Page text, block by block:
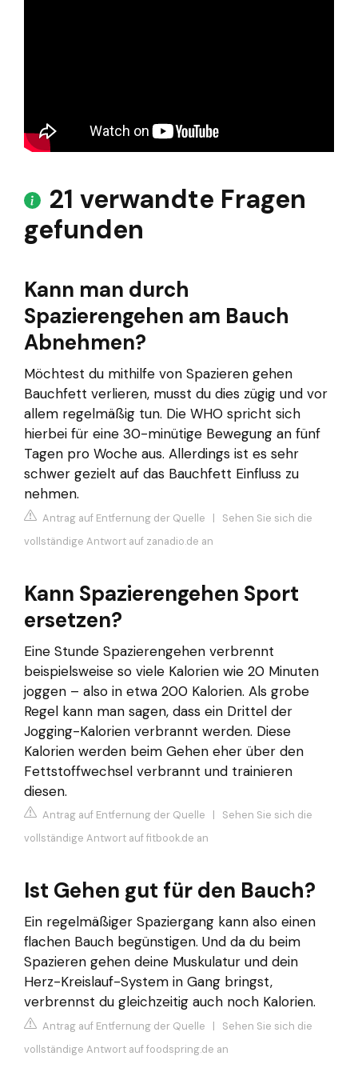
21 verwandte Fragen
gefunden
Kann man durch
Spazierengehen am Bauch
Abnehmen?
Möchtest du mithilfe von Spazieren gehen
Bauchfett verlieren, musst du dies zügig und vor
allem regelmäßig tun. Die WHO spricht sich
hierbei für eine 30-minütige Bewegung an fünf
Tagen pro Woche aus. Allerdings ist es sehr
schwer gezielt auf das Bauchfett Einfluss zu
nehmen.
Antrag auf Entfernung der Quelle | Sehen Sie sich die
vollständige Antwort auf zanadio.de an
Kann Spazierengehen Sport
ersetzen?
Eine Stunde Spazierengehen verbrennt
beispielsweise so viele Kalorien wie 20 Minuten
joggen – also in etwa 200 Kalorien. Als grobe
Regel kann man sagen, dass ein Drittel der
Jogging-Kalorien verbrannt werden. Diese
Kalorien werden beim Gehen eher über den
Fettstoffwechsel verbrannt und trainieren
diesen.
Antrag auf Entfernung der Quelle | Sehen Sie sich die
vollständige Antwort auf fitbook.de an
Ist Gehen gut für den Bauch?
Ein regelmäßiger Spaziergang kann also einen
flachen Bauch begünstigen. Und da du beim
Spazieren gehen deine Muskulatur und dein
Herz-Kreislauf-System in Gang bringst,
verbrennst du gleichzeitig auch noch Kalorien.
Antrag auf Entfernung der Quelle | Sehen Sie sich die
vollständige Antwort auf foodspring.de an